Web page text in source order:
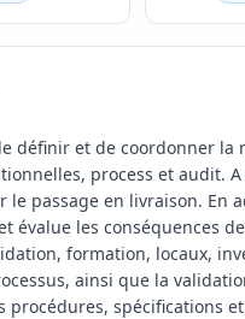
définir et de coordonner
process et audit.
passage en livraison. En
évalue les conséquences
formation, locaux,
ainsi que la
spécifications